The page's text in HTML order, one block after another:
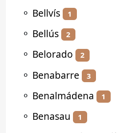
⚬ Bellvís 1
⚬ Bellús 2
⚬ Belorado 2
⚬ Benabarre 3
⚬ Benalmádena 1
⚬ Benasau 1